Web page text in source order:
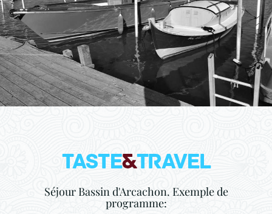
Séjour Bassin d'Arcachon. Exemple de
programme: